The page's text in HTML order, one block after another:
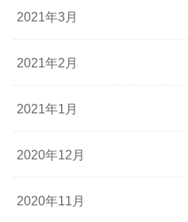
2021年3月
2021年2月
2021年1月
2020年12月
2020年11月